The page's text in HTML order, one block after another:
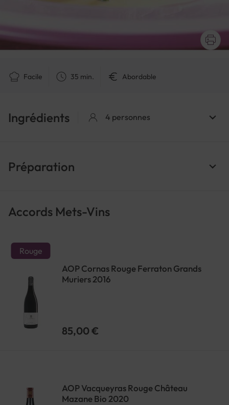
Facile 35 min. Abordable
Ingrédients 4 personnes
Préparation
Accords Mets-Vins
Rouge
AOP Cornas Rouge Ferraton Grands
Muriers 2016
85,00 €
AOP Vacqueyras Rouge Château
Mazane Bio 2020